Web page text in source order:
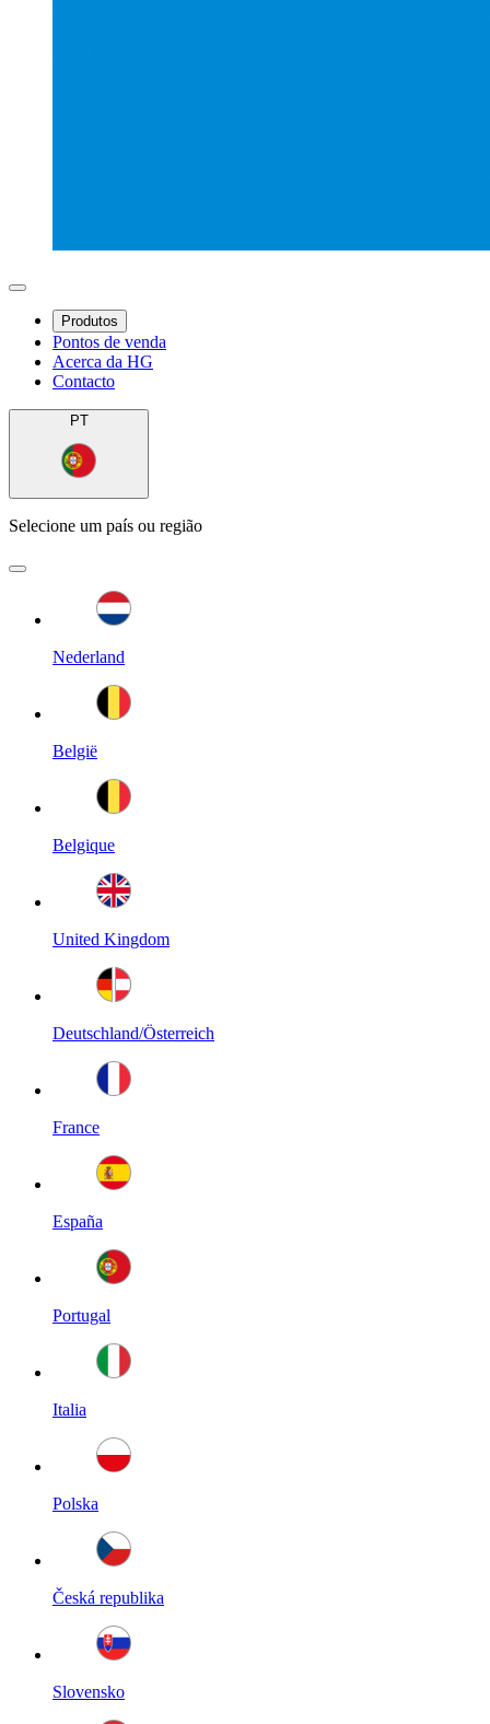
Produtos
Pontos de venda
Acerca da HG
Contacto
PT
Selecione um país ou região
Nederland
België
Belgique
United Kingdom
Deutschland/Österreich
France
España
Portugal
Italia
Polska
Česká republika
Slovensko